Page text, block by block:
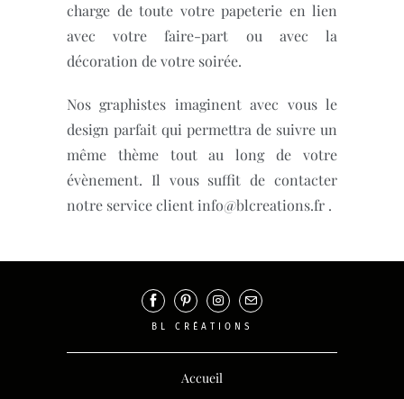
charge de toute votre papeterie en lien
avec votre faire-part ou avec la
décoration de votre soirée.
Nos graphistes imaginent avec vous le
design parfait qui permettra de suivre un
même thème tout au long de votre
évènement. Il vous suffit de contacter
notre service client info@blcreations.fr .
BL CRÉATIONS
Accueil